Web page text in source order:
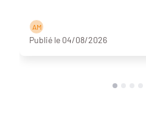
A M
Publié le 04/08/2026